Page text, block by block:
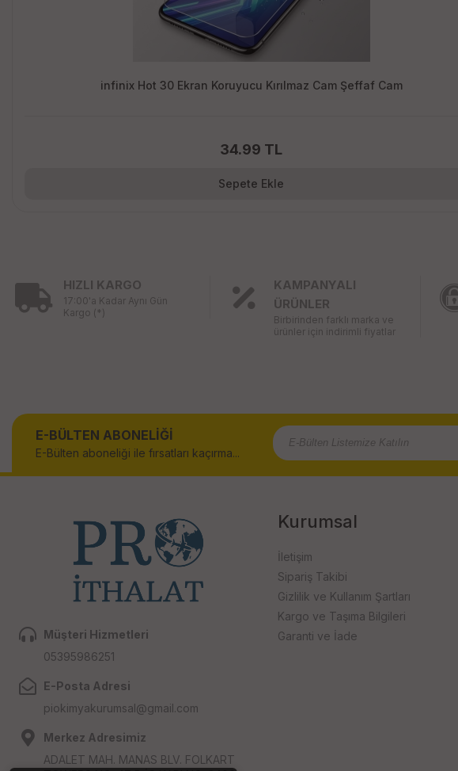
infinix Hot 30 Ekran Koruyucu Kırılmaz Cam Şeffaf Cam
34.99 TL
Sepete Ekle
HIZLI KARGO
17:00'a Kadar Aynı Gün
Kargo (*)
KAMPANYALI
ÜRÜNLER
Birbirinden farklı marka ve
ürünler için indirimli fiyatlar
E-BÜLTEN ABONELİĞİ
E-Bülten aboneliği ile fırsatları kaçırma...
Müşteri Hizmetleri
05395986251
E-Posta Adresi
piokimyakurumsal@gmail.com
Merkez Adresimiz
ADALET MAH. MANAS BLV. FOLKART
Kurumsal
İletişim
Sipariş Takibi
Gizlilik ve Kullanım Şartları
Kargo ve Taşıma Bilgileri
Garanti ve İade